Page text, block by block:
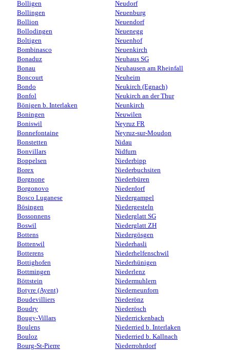
Bolligen
Bollingen
Bollion
Bollodingen
Boltigen
Bombinasco
Bonaduz
Bonau
Boncourt
Bondo
Bonfol
Bönigen b. Interlaken
Boningen
Boniswil
Bonnefontaine
Bonstetten
Bonvillars
Boppelsen
Borex
Borgnone
Borgonovo
Bosco Luganese
Bösingen
Bossonnens
Boswil
Bottens
Bottenwil
Botterens
Bottighofen
Bottmingen
Böttstein
Botyre (Ayent)
Boudevilliers
Boudry
Bougy-Villars
Boulens
Bouloz
Bourg-St-Pierre
Neudorf
Neuenburg
Neuendorf
Neuenegg
Neuenhof
Neuenkirch
Neuhaus SG
Neuhausen am Rheinfall
Neuheim
Neukirch (Egnach)
Neukirch an der Thur
Neunkirch
Neuwilen
Neyruz FR
Neyruz-sur-Moudon
Nidau
Nidfurn
Niederbipp
Niederbuchsiten
Niederbüren
Niederdorf
Niedergampel
Niedergesteln
Niederglatt SG
Niederglatt ZH
Niedergösgen
Niederhasli
Niederhelfenschwil
Niederhünigen
Niederlenz
Niedermuhlern
Niederneunforn
Niederönz
Niederösch
Niederrickenbach
Niederried b. Interlaken
Niederried b. Kallnach
Niederrohrdorf